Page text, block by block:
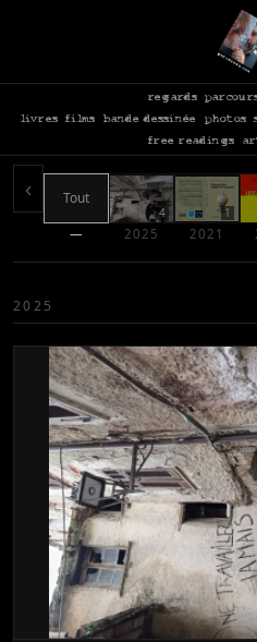
regards
livres
films bande dessinée photos
free readings
‹ Tout
—
4
2025
1
2021
2025